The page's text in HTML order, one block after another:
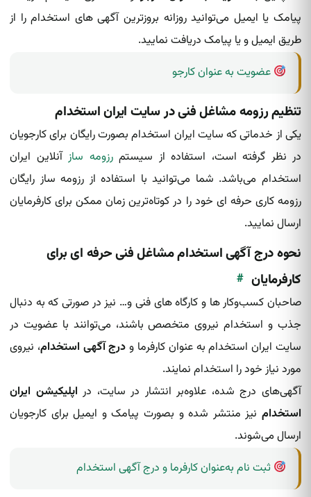
پیامک یا ایمیل می‌توانید روزانه بروزترین آگهی های استخدام را از
طریق ایمیل و یا پیامک دریافت نمایید.
عضویت به عنوان کارجو
تنظیم رزومه مشاغل فنی در سایت ایران استخدام
یکی از خدماتی که سایت ایران استخدام بصورت رایگان برای کارجویان
در نظر گرفته است، استفاده از سیستمرزومه ساز آنلاین ایران
استخدام می‌باشد. شما می‌توانید با استفاده از رزومه ساز رایگان
رزومه کاری حرفه ای خود را در کوتاه‌ترین زمان ممکن برای کارفرمایان
ارسال نمایید.
نحوه درج آگهی استخدام مشاغل فنی حرفه ای برای
کارفرمایان #
صاحبان کسب‌وکار ها و کارگاه های فنی و… نیز در صورتی که به دنبال
جذب و استخدام نیروی متخصص باشند، می‌توانند با عضویت در
سایت ایران استخدام به عنوان کارفرما و درج آگهی استخدام، نیروی
مورد نیاز خود را استخدام نمایند.
آگهی‌های درج شده، علاوه‌بر انتشار در سایت، در اپلیکیشن ایران
استخدام نیز منتشر شده‌ و بصورت پیامک و ایمیل برای کارجویان
ارسال می‌شوند.
ثبت نام به‌عنوان کارفرما و درج آگهی استخدام